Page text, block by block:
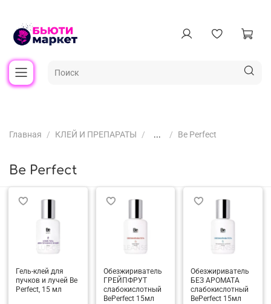
Главная КЛЕЙ И ПРЕПАРАТЫ ... Be Perfect
Be Perfect
Гель-клей для
пучков и лучей Be
Perfect, 15 мл
Обезжириватель
ГРЕЙПФРУТ
слабокислотный
BePerfect 15мл
Обезжириватель
БЕЗ АРОМАТА
слабокислотный
BePerfect 15мл